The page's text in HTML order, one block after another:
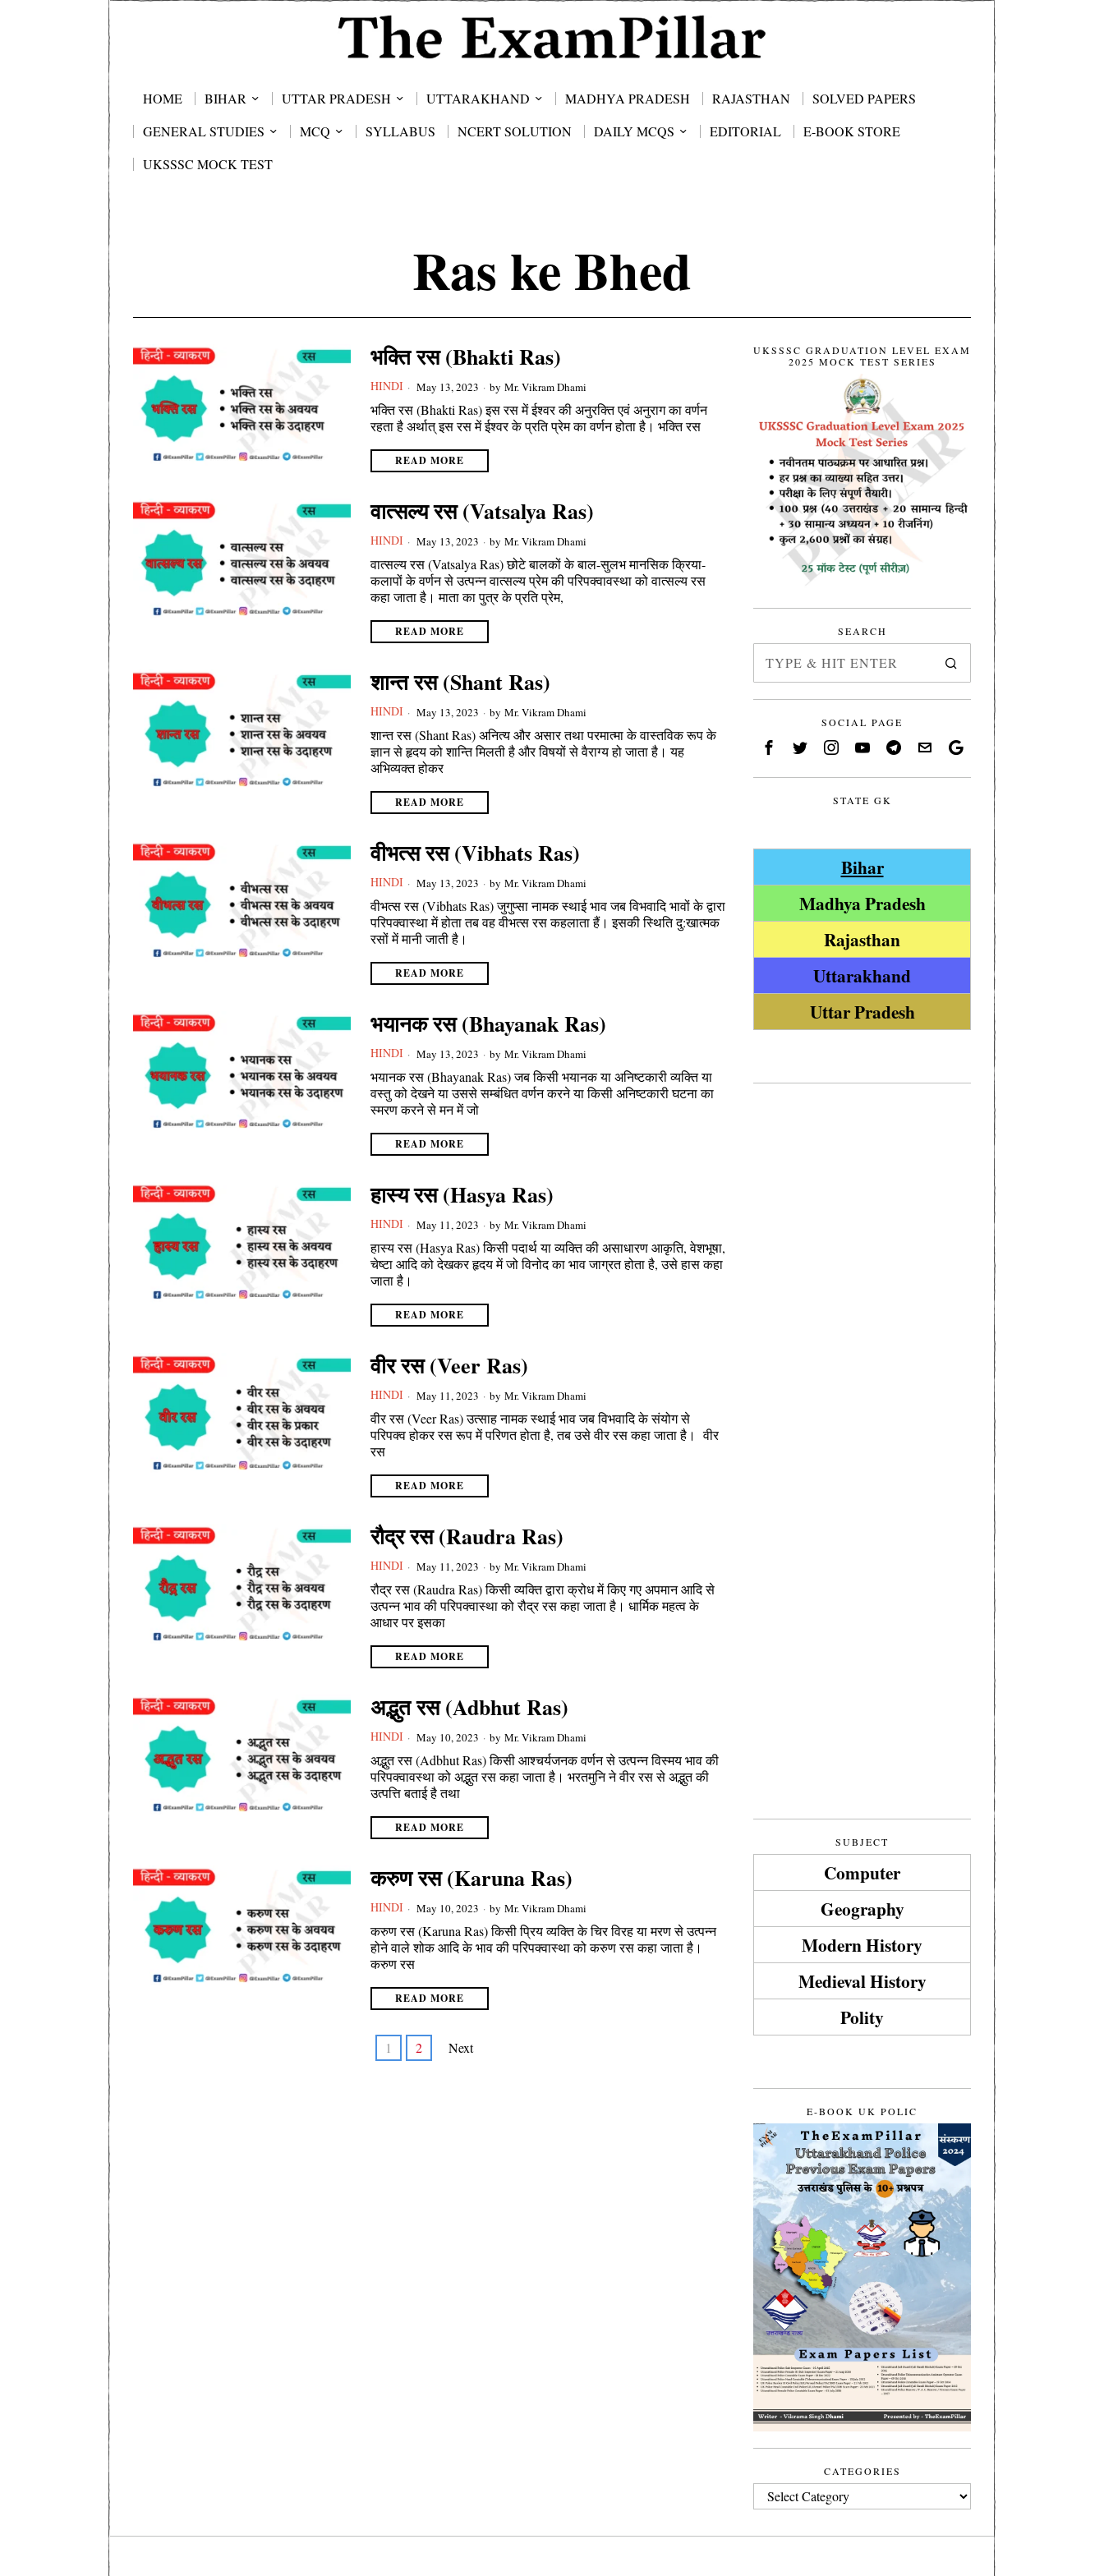
HOME BIHAR UTTAR PRADESH UTTARAKHAND MADHYA PRADESH RAJASTHAN
SOLVED PAPERS
GENERAL STUDIES
MCQ SYLLABUS NCERT SOLUTION DAILY MCQS EDITORIAL
E-BOOK STORE
UKSSSC MOCK TEST
Ras ke Bhed
भक्ति रस (Bhakti Ras)
HINDI May 13, 2023 by Mr. Vikram Dhami
भक्ति रस (Bhakti Ras) इस रस में ईश्वर की अनुरक्ति एवं अनुराग का वर्णन
रहता है अर्थात् इस रस में ईश्वर के प्रति प्रेम का वर्णन होता है। भक्ति रस
READ MORE
वात्सल्य रस (Vatsalya Ras)
HINDI May 13, 2023 by Mr. Vikram Dhami
वात्सल्य रस (Vatsalya Ras) छोटे बालकों के बाल-सुलभ मानसिक क्रिया-
कलापों के वर्णन से उत्पन्न वात्सल्य प्रेम की परिपक्वावस्था को वात्सल्य रस
कहा जाता है। माता का पुत्र के प्रति प्रेम,
READ MORE
शान्त रस (Shant Ras)
HINDI May 13, 2023 by Mr. Vikram Dhami
शान्त रस (Shant Ras) अनित्य और असार तथा परमात्मा के वास्तविक रूप के
ज्ञान से हृदय को शान्ति मिलती है और विषयों से वैराग्य हो जाता है। यह
अभिव्यक्त होकर
READ MORE
वीभत्स रस (Vibhats Ras)
HINDI May 13, 2023 by Mr. Vikram Dhami
वीभत्स रस (Vibhats Ras) जुगुप्सा नामक स्थाई भाव जब विभवादि भावों के द्वारा
परिपक्वास्था में होता तब वह वीभत्स रस कहलाता हैं। इसकी स्थिति दु:खात्मक
रसों में मानी जाती है।
READ MORE
भयानक रस (Bhayanak Ras)
HINDI May 13, 2023 by Mr. Vikram Dhami
भयानक रस (Bhayanak Ras) जब किसी भयानक या अनिष्टकारी व्यक्ति या
वस्तु को देखने या उससे सम्बंधित वर्णन करने या किसी अनिष्टकारी घटना का
स्मरण करने से मन में जो
READ MORE
हास्य रस (Hasya Ras)
HINDI May 11, 2023 by Mr. Vikram Dhami
हास्य रस (Hasya Ras) किसी पदार्थ या व्यक्ति की असाधारण आकृति, वेशभूषा,
चेष्टा आदि को देखकर हृदय में जो विनोद का भाव जाग्रत होता है, उसे हास कहा
जाता है।
READ MORE
वीर रस (Veer Ras)
HINDI May 11, 2023 by Mr. Vikram Dhami
वीर रस (Veer Ras) उत्साह नामक स्थाई भाव जब विभवादि के संयोग से
परिपक्व होकर रस रूप में परिणत होता है, तब उसे वीर रस कहा जाता है। वीर
रस
READ MORE
रौद्र रस (Raudra Ras)
HINDI May 11, 2023 by Mr. Vikram Dhami
रौद्र रस (Raudra Ras) किसी व्यक्ति द्वारा क्रोध में किए गए अपमान आदि से
उत्पन्न भाव की परिपक्वास्था को रौद्र रस कहा जाता है। धार्मिक महत्व के
आधार पर इसका
READ MORE
अद्भुत रस (Adbhut Ras)
HINDI May 10, 2023 by Mr. Vikram Dhami
अद्भुत रस (Adbhut Ras) किसी आश्चर्यजनक वर्णन से उत्पन्न विस्मय भाव की
परिपक्वावस्था को अद्भुत रस कहा जाता है। भरतमुनि ने वीर रस से अद्भुत की
उत्पत्ति बताई है तथा
READ MORE
करुण रस (Karuna Ras)
HINDI May 10, 2023 by Mr. Vikram Dhami
करुण रस (Karuna Ras) किसी प्रिय व्यक्ति के चिर विरह या मरण से उत्पन्न
होने वाले शोक आदि के भाव की परिपक्वास्था को करुण रस कहा जाता है।
करुण रस
READ MORE
1 2 Next
UKSSSC GRADUATION LEVEL EXAM
2025 MOCK TEST SERIES
SEARCH
SOCIAL PAGE
STATE GK
Bihar
Madhya Pradesh
Rajasthan
Uttarakhand
Uttar Pradesh
SUBJECT
Computer
Geography
Modern History
Medieval History
Polity
E-BOOK UK POLIC
CATEGORIES
CATEGORIES